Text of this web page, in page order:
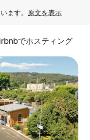
ます。 原文を表示
でホスティング